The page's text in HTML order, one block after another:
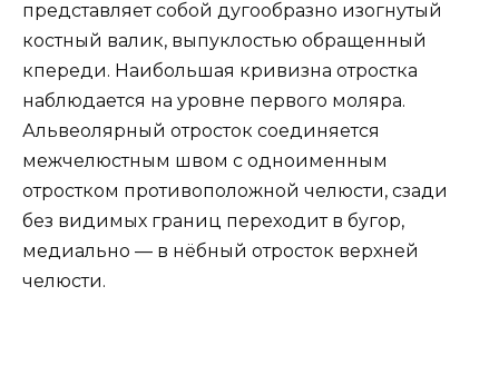
представляет собой дугообразно изогнутый
костный валик, выпуклостью обращенный
кпереди. Наибольшая кривизна отростка
наблюдается на уровне первого моляра.
Альвеолярный отросток соединяется
межчелюстным швом с одноименным
отростком противоположной челюсти, сзади
без видимых границ переходит в бугор,
медиально — в нёбный отросток верхней
челюсти.